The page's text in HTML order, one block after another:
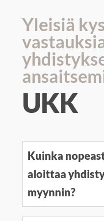
Yleisiä
UKK
Kuinka
aloittaa
myynnin?
Kunrekisteröitte